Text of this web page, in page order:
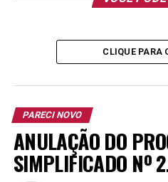
PREFEITO
A SEGUIR
Pregão Presencial nº 011/
NÃO PERCA
EDITAL Nº 2.035 Pareci Novo
CLIQUE PARA
PARECI NOVO
ANULAÇÃO DO
SIMPLIFICADO Nº